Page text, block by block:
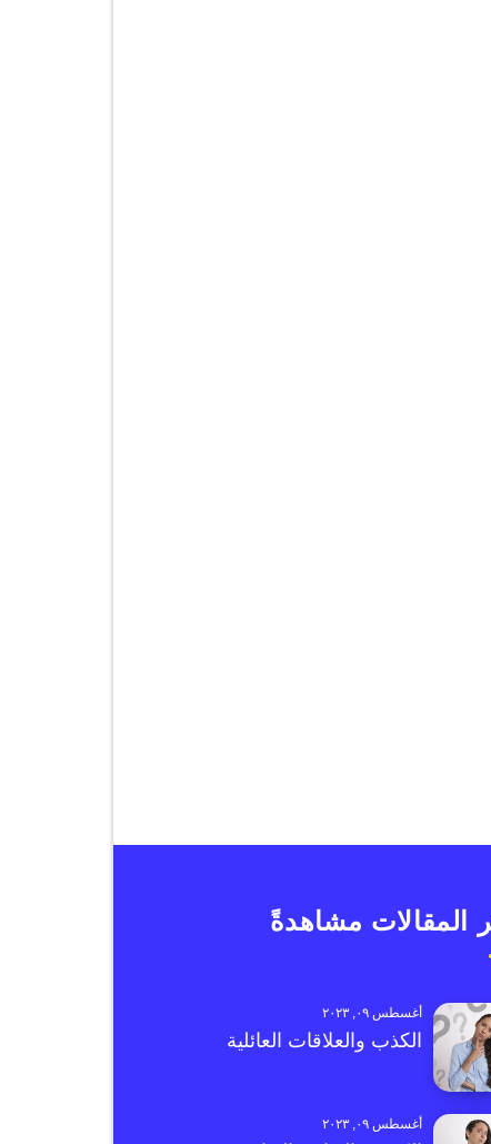
المقالات مشاهدةً
أغسطس ٠٩, ٢٠٢٣
الكذب والعلاقات العائلية
أغسطس ٠٩, ٢٠٢٣